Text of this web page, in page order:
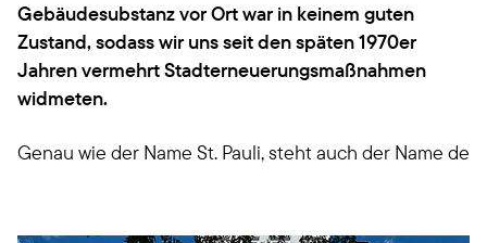
Gebäudesubstanz vor Ort war in keinem guten
Zustand, sodass wir uns seit den späten 1970er
Jahren vermehrt Stadterneuerungsmaßnahmen
widmeten.
Genau wie der Name St. Pauli, steht auch der Name de